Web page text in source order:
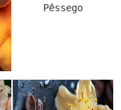
Pêssego